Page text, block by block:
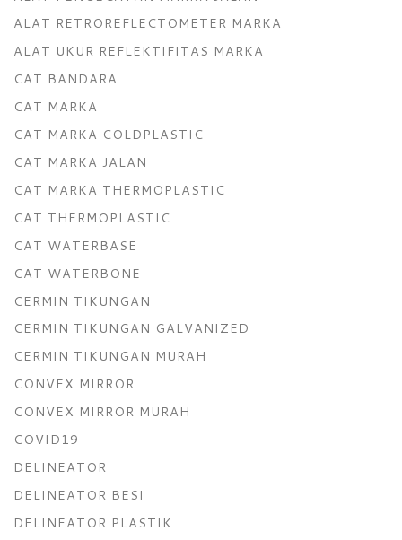
ALAT RETROREFLECTOMETER MARKA
ALAT UKUR REFLEKTIFITAS MARKA
CAT BANDARA
CAT MARKA
CAT MARKA COLDPLASTIC
CAT MARKA JALAN
CAT MARKA THERMOPLASTIC
CAT THERMOPLASTIC
CAT WATERBASE
CAT WATERBONE
CERMIN TIKUNGAN
CERMIN TIKUNGAN GALVANIZED
CERMIN TIKUNGAN MURAH
CONVEX MIRROR
CONVEX MIRROR MURAH
COVID19
DELINEATOR
DELINEATOR BESI
DELINEATOR PLASTIK